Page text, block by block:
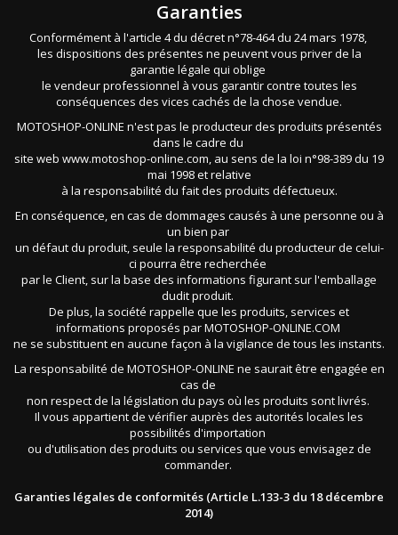
Garanties
Conformément à l'article 4 du décret n°78-464 du 24 mars 1978,
les dispositions des présentes ne peuvent vous priver de la
garantie légale qui oblige
le vendeur professionnel à vous garantir contre toutes les
conséquences des vices cachés de la chose vendue.
MOTOSHOP-ONLINE n'est pas le producteur des produits présentés
dans le cadre du
site web www.motoshop-online.com, au sens de la loi n°98-389 du 19
mai 1998 et relative
à la responsabilité du fait des produits défectueux.
En conséquence, en cas de dommages causés à une personne ou à
un bien par
un défaut du produit, seule la responsabilité du producteur de celui-
ci pourra être recherchée
par le Client, sur la base des informations figurant sur l'emballage
dudit produit.
De plus, la société rappelle que les produits, services et
informations proposés par MOTOSHOP-ONLINE.COM
ne se substituent en aucune façon à la vigilance de tous les instants.
La responsabilité de MOTOSHOP-ONLINE ne saurait être engagée en
cas de
non respect de la législation du pays où les produits sont livrés.
Il vous appartient de vérifier auprès des autorités locales les
possibilités d'importation
ou d'utilisation des produits ou services que vous envisagez de
commander.
Garanties légales de conformités (Article L.133-3 du 18 décembre
2014)